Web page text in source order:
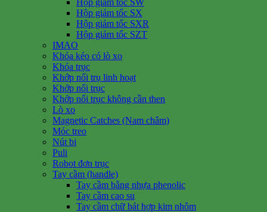
Hộp giảm tốc SX
Hộp giảm tốc SXR
Hộp giảm tốc SZT
IMAO
Khóa kéo có lò xo
Khóa trục
Khớp nối trụ linh hoạt
Khớp nối trục
Khớp nối trục không cần then
Lò xo
Magnetic Catches (Nam châm)
Móc treo
Nút bi
Puli
Robot đơn trục
Tay cầm (handle)
Tay cầm bằng nhựa phenolic
Tay cầm cao su
Tay cầm chữ bát hợp kim nhôm